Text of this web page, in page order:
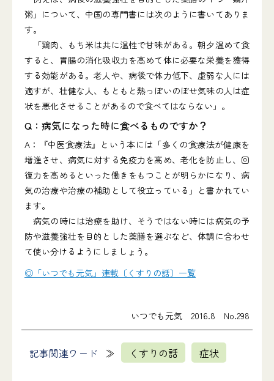
粥」について、中国の専門書には次のように書いてありま
す。
「鶏肉、もち米は共に温性で甘味がある。朝夕温めて食
すると、胃腸の消化吸収力を高めて体に必要な栄養を獲得
する効能がある。老人や、病後で体力低下、虚弱な人には
適すが、壮健な人、もともと熱っぽいのぼせ気味の人は症
状を悪化させることがあるので食べてはならない」。
Q：病気になった時に食べるものですか？
A：『中医食療法』という本には「多くの食療法が健康を
増進させ、病気に対する免疫力を高め、老化を防止し、回
復力を高めるといった働きをもつことが明らかになり、病
気の治療や治療の補助として役立っている」と書かれてい
ます。
病気の時には治療を助け、そうではない時には病気の予
防や滋養強壮を目的とした薬膳を選ぶなど、体調に合わせ
て使い分けるようにしましょう。
◎「いつでも元気」連載〔くすりの話〕一覧
いつでも元気 2016.8 No.298
記事関連ワード くすりの話 症状